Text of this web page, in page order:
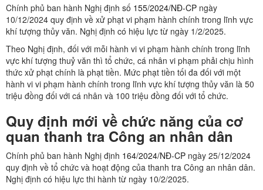
Chính phủ ban hành Nghị định số 155/2024/NĐ-CP ngày
10/12/2024 quy định về xử phạt vi phạm hành chính trong lĩnh vực
khí tượng thủy văn. Nghị định có hiệu lực từ ngày 1/2/2025.
Theo Nghị định, đối với mỗi hành vi vi phạm hành chính trong lĩnh
vực khí tượng thuỷ văn thì tổ chức, cá nhân vi phạm phải chịu hình
thức xử phạt chính là phạt tiền. Mức phạt tiền tối đa đối với một
hành vi vi phạm hành chính trong lĩnh vực khí tượng thủy văn là 50
triệu đồng đối với cá nhân và 100 triệu đồng đối với tổ chức.
Quy định mới về chức năng của cơ
quan thanh tra Công an nhân dân
Chính phủ ban hành Nghị định 164/2024/NĐ-CP ngày 25/12/2024
quy định về tổ chức và hoạt động của thanh tra Công an nhân dân.
Nghị định có hiệu lực thi hành từ ngày 10/2/2025.